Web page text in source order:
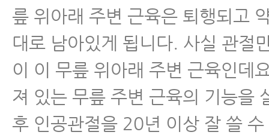
릎 위아래 주변 근육은 퇴행되고
대로 남아있게 됩니다. 사실 관절
이 이 무릎 위아래 주변 근육인데
져 있는 무릎 주변 근육의 기능을
후 인공관절을 20년 이상 잘 쓸